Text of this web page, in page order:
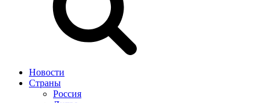
Новости
Страны
Россия